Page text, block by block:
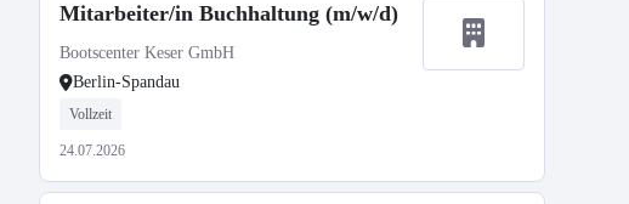
Mitarbeiter/in Buchhaltung (m/w/d)
Bootscenter Keser GmbH
Berlin-Spandau
Vollzeit
24.07.2026